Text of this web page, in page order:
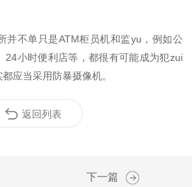
不单只是ATM柜员机和监yu，例如公
24小时便利店等，都很有可能成为犯zui
应当采用防暴摄像机。
返回列表
下一篇